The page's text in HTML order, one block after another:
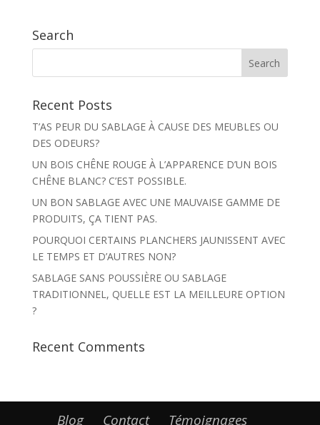
Search
Recent Posts
T’AS PEUR DU SABLAGE À CAUSE DES MEUBLES OU
DES ODEURS?
UN BOIS CHÊNE ROUGE À L’APPARENCE D’UN BOIS
CHÊNE BLANC? C’EST POSSIBLE.
UN BON SABLAGE AVEC UNE MAUVAISE GAMME DE
PRODUITS, ÇA TIENT PAS.
POURQUOI CERTAINS PLANCHERS JAUNISSENT AVEC
LE TEMPS ET D’AUTRES NON?
SABLAGE SANS POUSSIÈRE OU SABLAGE
TRADITIONNEL, QUELLE EST LA MEILLEURE OPTION
?
Recent Comments
Blog Contact Témoignages